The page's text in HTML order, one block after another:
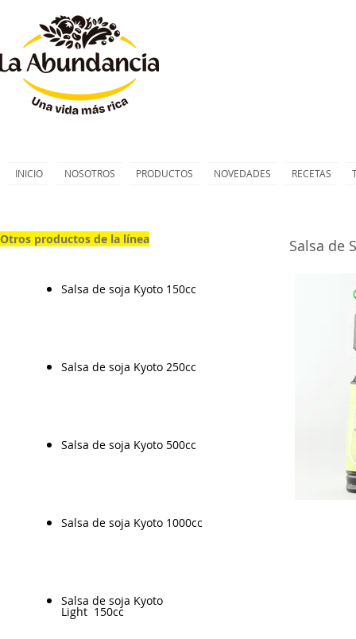
INICIO NOSOTROS PRODUCTOS NOVEDADES RECETAS
Otros productos de la línea Salsa de
Salsa de soja Kyoto
Light 150cc
Salsa de soja Kyoto 1000cc
Salsa de soja Kyoto 500cc
Salsa de soja Kyoto 250cc
Salsa de soja Kyoto 150cc